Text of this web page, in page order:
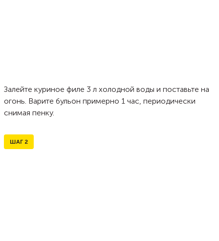
Залейте куриное филе 3 л холодной воды и поставьте на
огонь. Варите бульон примерно 1 час, периодически
снимая пенку.
ШАГ 2